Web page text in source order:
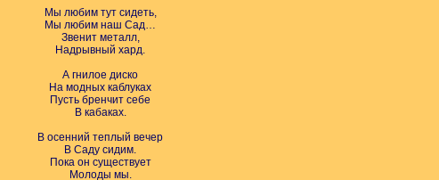
Мы любим тут сидеть,
Мы любим наш Сад…
Звенит металл,
Надрывный хард.
А гнилое диско
На модных каблуках
Пусть бренчит себе
В кабаках.
В осенний теплый вечер
В Саду сидим.
Пока он существует
Молоды мы.